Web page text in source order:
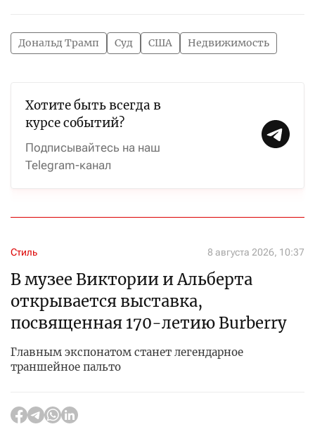
Дональд Трамп Суд США Недвижимость
Хотите быть всегда в
курсе событий?
Подписывайтесь на наш
Telegram-канал
Стиль 8 августа 2026, 10:37
В музее Виктории и Альберта
открывается выставка,
посвященная 170-летию Burberry
Главным экспонатом станет легендарное
траншейное пальто